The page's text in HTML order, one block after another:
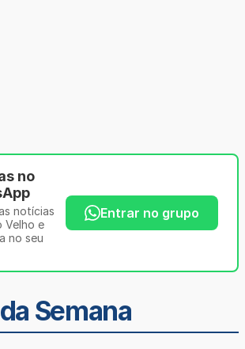
no
notícias
Velho e
no seu
Entrar no grupo
Semana